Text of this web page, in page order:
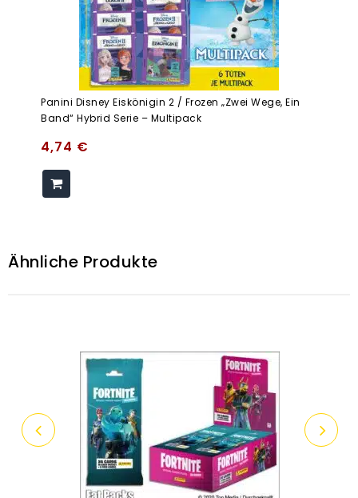
Panini Disney Eiskönigin 2 / Frozen „Zwei Wege, Ein
Band“ Hybrid Serie – Multipack
4,74 €
Ähnliche Produkte